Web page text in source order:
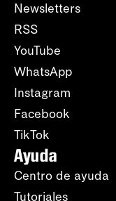
Newsletters
RSS
YouTube
WhatsApp
Instagram
Facebook
TikTok
Ayuda
Centro de ayuda
Tutoriales